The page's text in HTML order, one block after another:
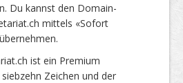
Du kannst den Domain-
mittels «Sofort
ist ein Premium
Zeichen und der